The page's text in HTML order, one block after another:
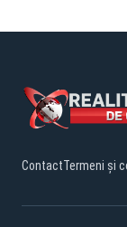
ContactTermeni și